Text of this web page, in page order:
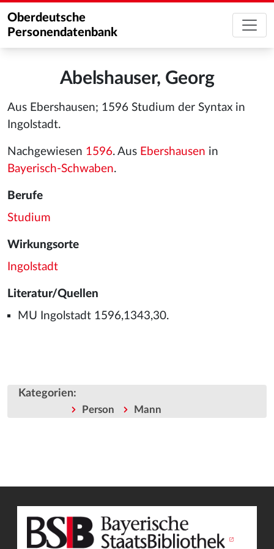
Oberdeutsche
Personendatenbank
Abelshauser, Georg
Aus Ebershausen; 1596 Studium der Syntax in
Ingolstadt.
Nachgewiesen 1596. Aus Ebershausen in
Bayerisch-Schwaben.
Berufe
Studium
Wirkungsorte
Ingolstadt
Literatur/Quellen
MU Ingolstadt 1596,1343,30.
Kategorien:
Person Mann